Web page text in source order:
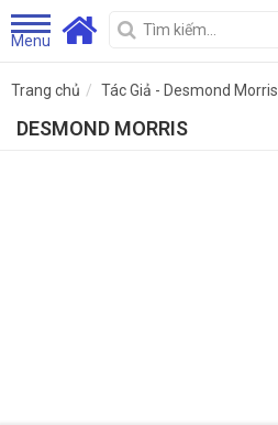
Menu
Trang chủ Tác Giả - Desmond Morris
DESMOND MORRIS